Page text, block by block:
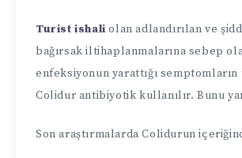
Turist ishaliolan adlandırılan ve
bağırsak iltihaplanmalarına sebep
enfeksiyonun yarattığı semptomların
Colidur antibiyotik kullanılır. Bunu
Son araştırmalarda Colidurun